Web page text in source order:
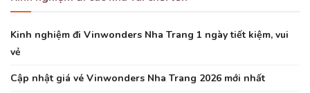
Kinh nghiệm đi Vinwonders Nha Trang 1 ngày tiết kiệm, vui
vẻ
Cập nhật giá vé Vinwonders Nha Trang 2026 mới nhất